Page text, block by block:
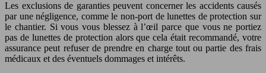
Les exclusions de garanties peuvent concerner les accidents causés
par une négligence, comme le non-port de lunettes de protection sur
le chantier. Si vous vous blessez à l’œil parce que vous ne portiez
pas de lunettes de protection alors que cela était recommandé, votre
assurance peut refuser de prendre en charge tout ou partie des frais
médicaux et des éventuels dommages et intérêts.